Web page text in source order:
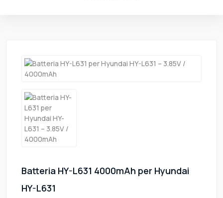
Batteria HY-L631 4000mAh per Hyundai
HY-L631